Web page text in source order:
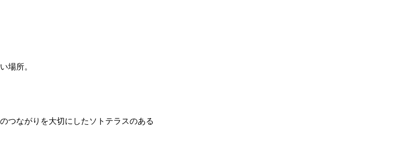
場所。
つながりを大切にしたソトテラスのある